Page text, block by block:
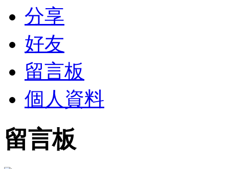
分享
好友
留言板
個人資料
留言板